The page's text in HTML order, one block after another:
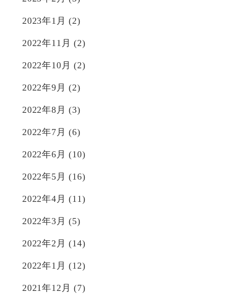
2023年1月 (2)
2022年11月 (2)
2022年10月 (2)
2022年9月 (2)
2022年8月 (3)
2022年7月 (6)
2022年6月 (10)
2022年5月 (16)
2022年4月 (11)
2022年3月 (5)
2022年2月 (14)
2022年1月 (12)
2021年12月 (7)